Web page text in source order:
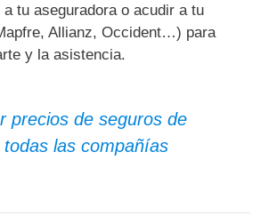
a tu aseguradora o acudir a tu
Allianz, Occident…) para
y la asistencia.
precios de seguros de
las compañías